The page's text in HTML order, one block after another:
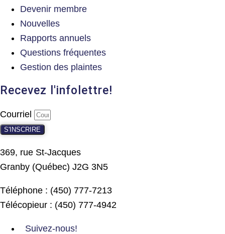
Devenir membre
Nouvelles
Rapports annuels
Questions fréquentes
Gestion des plaintes
Recevez l'infolettre!
Courriel
S'INSCRIRE
369, rue St-Jacques
Granby (Québec) J2G 3N5
Téléphone : (450) 777-7213
Télécopieur : (450) 777-4942
Suivez-nous!